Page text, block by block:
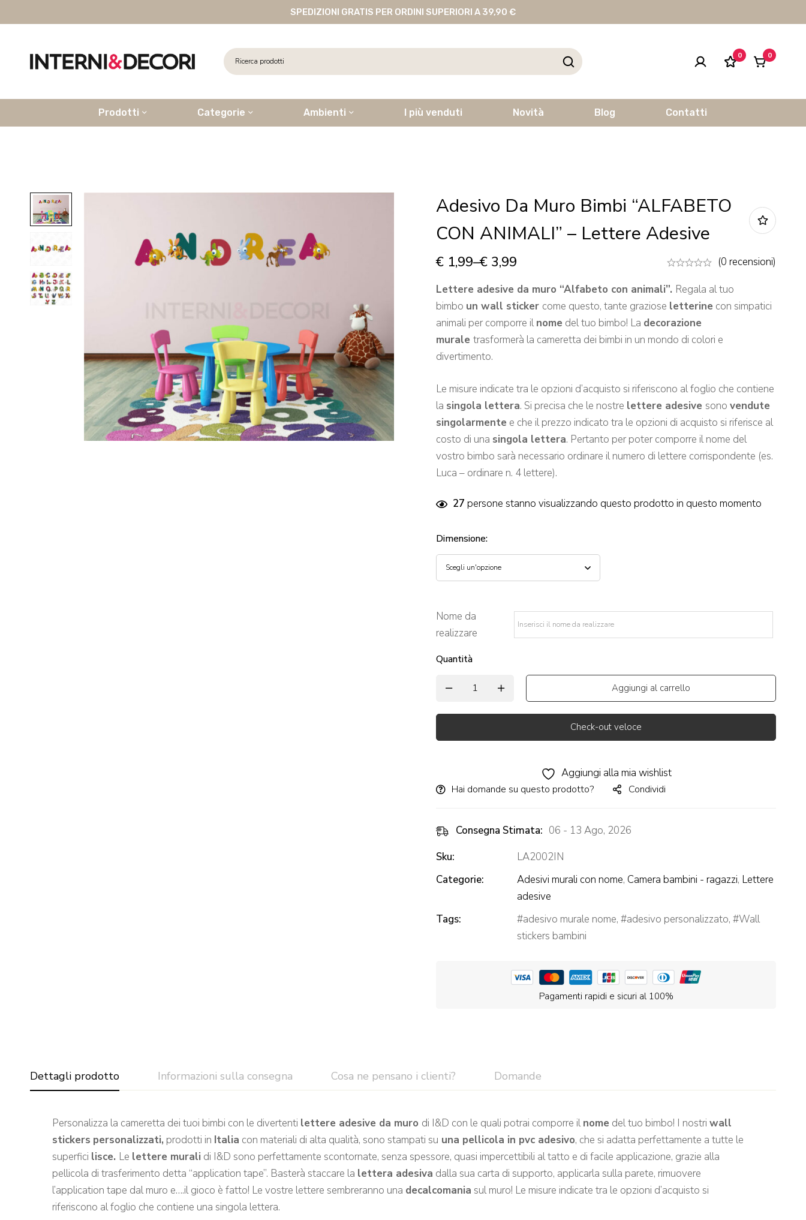
SPEDIZIONI GRATIS PER ORDINI SUPERIORI A 39,90 €
0 0
Prodotti Categorie Ambienti I più venduti Novità Blog Contatti
Adesivo Da Muro Bimbi “ALFABETO
CON ANIMALI” – Lettere Adesive
€ 1,99–€ 3,99
(0 recensioni)
Lettere adesive da muro “Alfabeto con animali”. Regala al tuo
bimbo un wall sticker come questo, tante graziose letterine con simpatici
animali per comporre ilnome del tuo bimbo! La decorazione
murale trasformerà la cameretta dei bimbi in un mondo di colori e
divertimento.
Le misure indicate tra le opzioni d’acquisto si riferiscono al foglio che contiene
la singola lettera. Si precisa che le nostre lettere adesive sono vendute
singolarmente e che il prezzo indicato tra le opzioni di acquisto si riferisce al
costo di una singola lettera. Pertanto per poter comporre il nome del
vostro bimbo sarà necessario ordinare il numero di lettere corrispondente (es.
Luca – ordinare n. 4 lettere).
27 persone stanno visualizzando questo prodotto in questo momento
Dimensione:
Nome da
realizzare
Quantità
Aggiungi al carrello
Check-out veloce
Aggiungi alla mia wishlist
Hai domande su questo prodotto? Condividi
Consegna Stimata: 06 - 13 Ago, 2026
Sku:
LA2002IN
Categorie:
Adesivi murali con nome, Camera bambini - ragazzi, Lettere
adesive
Tags:
adesivo murale nome, adesivo personalizzato,
Wall
stickers bambini
Pagamenti rapidi e sicuri al 100%
Dettagli prodotto Informazioni sulla consegna Cosa ne pensano i clienti? Domande
Personalizza la cameretta dei tuoi bimbi con le divertenti lettere adesive da muro di I&D con le quali potrai comporre ilnome del tuo bimbo! I nostri wall
stickers personalizzati, prodotti in Italia con materiali di alta qualità, sono stampati su una pellicola in pvc adesivo, che si adatta perfettamente a tutte le
superfici lisce. Le lettere murali di I&D sono perfettamente scontornate, senza spessore, quasi impercettibili al tatto e di facile applicazione, grazie alla
pellicola di trasferimento detta “application tape”. Basterà staccare la lettera adesiva dalla sua carta di supporto, applicarla sulla parete, rimuovere
l’application tape dal muro e….il gioco è fatto! Le vostre lettere sembreranno una decalcomania sul muro! Le misure indicate tra le opzioni d’acquisto si
riferiscono al foglio che contiene una singola lettera.